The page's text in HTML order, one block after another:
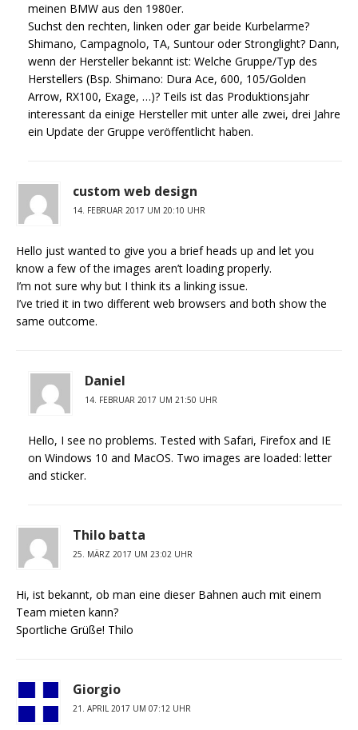
meinen BMW aus den 1980er.
Suchst den rechten, linken oder gar beide Kurbelarme?
Shimano, Campagnolo, TA, Suntour oder Stronglight? Dann,
wenn der Hersteller bekannt ist: Welche Gruppe/Typ des
Herstellers (Bsp. Shimano: Dura Ace, 600, 105/Golden
Arrow, RX100, Exage, …)? Teils ist das Produktionsjahr
interessant da einige Hersteller mit unter alle zwei, drei Jahre
ein Update der Gruppe veröffentlicht haben.
custom web design
14. FEBRUAR 2017 UM 20:10 UHR
Hello just wanted to give you a brief heads up and let you
know a few of the images aren’t loading properly.
I’m not sure why but I think its a linking issue.
I’ve tried it in two different web browsers and both show the
same outcome.
Daniel
14. FEBRUAR 2017 UM 21:50 UHR
Hello, I see no problems. Tested with Safari, Firefox and IE
on Windows 10 and MacOS. Two images are loaded: letter
and sticker.
Thilo batta
25. MÄRZ 2017 UM 23:02 UHR
Hi, ist bekannt, ob man eine dieser Bahnen auch mit einem
Team mieten kann?
Sportliche Grüße! Thilo
Giorgio
21. APRIL 2017 UM 07:12 UHR